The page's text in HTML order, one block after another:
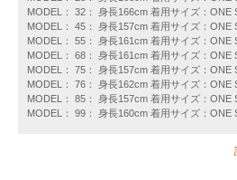
アメリカ綿100%を使用した素材。
程よく肉厚でしっかりめのカットソ
抗菌防臭機能が付いているのもこれ
ント。
MODEL： 32： 身長166cm 着用サイズ：ONE
MODEL： 45： 身長157cm 着用サイズ：ONE
MODEL： 55： 身長161cm 着用サイズ：ONE
MODEL： 68： 身長161cm 着用サイズ：ONE
MODEL： 75： 身長157cm 着用サイズ：ONE
MODEL： 76： 身長162cm 着用サイズ：ONE
MODEL： 85： 身長157cm 着用サイズ：ONE
MODEL： 99： 身長160cm 着用サイズ：ONE